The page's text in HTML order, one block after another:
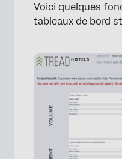
Voici quelques
tableaux de bord